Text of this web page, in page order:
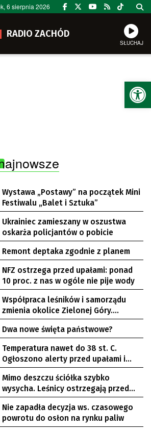
6 sierpnia 2026
RADIO ZACHÓD
SŁUCHAJ
Wystawa „Postawy” na początek Mini
Festiwalu „Balet i Sztuka”
Ukrainiec zamieszany w oszustwa
oskarża policjantów o pobicie
Remont deptaka zgodnie z planem
NFZ ostrzega przed upałami: ponad
10 proc. z nas w ogóle nie pije wody
Współpraca leśników i samorządu
zmienia okolice Zielonej Góry.
Powstają nowe ścieżki rowerowe
Dwa nowe święta państwowe?
Temperatura nawet do 38 st. C.
Ogłoszono alerty przed upałami i
burzami
Mimo deszczu ściółka szybko
wysycha. Leśnicy ostrzegają przed
pożarami
Nie zapadła decyzja ws. czasowego
powrotu do osłon na rynku paliw